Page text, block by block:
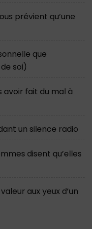
prévient qu’une
que
soi)
avoir fait du mal à
un silence radio
disent qu’elles
aux yeux d’un